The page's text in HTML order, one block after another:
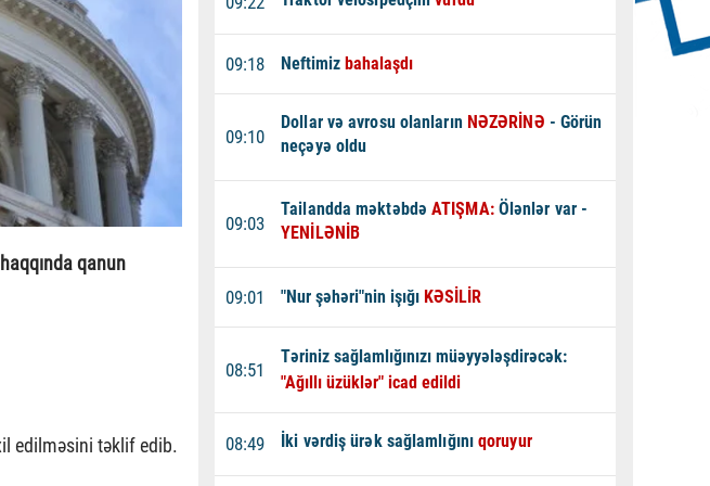
qanun
edilməsini təklif edib.
09:18 Neftimizbahalaşdı
09:10
Dollar və avrosu olanların NƏZƏRİNƏ - Görün
neçəyə oldu
09:03
Tailandda məktəbdəATIŞMA:Ölənlər var -
YENİLƏNİB
09:01 "Nur şəhəri"nin işığı KƏSİLİR
08:51
Təriniz sağlamlığınızı müəyyələşdirəcək:
"Ağıllı üzüklər" icad edildi
08:49 İki vərdiş ürək sağlamlığınıqoruyur